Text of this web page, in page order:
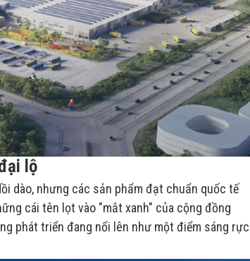
lộ
dào, nhưng các sản phẩm đạt chuẩn quốc tế
cái tên lọt vào "mắt xanh" của cộng đồng
phát triển đang nổi lên như một điểm sáng rực